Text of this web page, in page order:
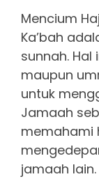
Mencium
Ka’bah
sunnah.
maupun
untuk
Jamaah
memahami
jamaah lain.